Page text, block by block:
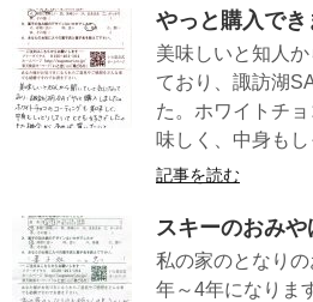
やっと購入でき
美味しいと知人
ており、諏訪湖
た。ホワイトチ
味しく、中身も
記事を読む
スキーのおみ
私の家のとなり
年～4年になりま